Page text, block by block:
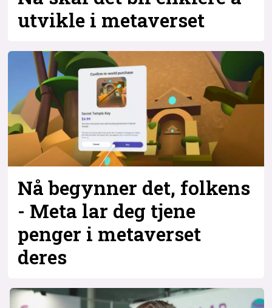
utvikle i metaverset
Nå begynner det, folkens
- Meta lar deg tjene
penger i metaverset
deres